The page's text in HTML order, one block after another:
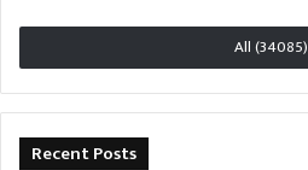
All (34085)
Recent Posts